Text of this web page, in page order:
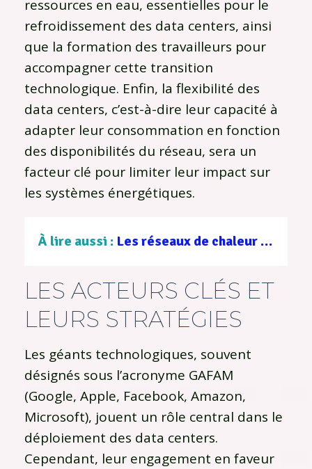
ressources en eau, essentielles pour le
refroidissement des data centers, ainsi
que la formation des travailleurs pour
accompagner cette transition
technologique. Enfin, la flexibilité des
data centers, c’est-à-dire leur capacité à
adapter leur consommation en fonction
des disponibilités du réseau, sera un
facteur clé pour limiter leur impact sur
les systèmes énergétiques.
À lire aussi : Les réseaux de chaleur basse température gagnent du terrain
LES ACTEURS CLÉS ET
LEURS STRATÉGIES
Les géants technologiques, souvent
désignés sous l’acronyme GAFAM
(Google, Apple, Facebook, Amazon,
Microsoft), jouent un rôle central dans le
déploiement des data centers.
Cependant, leur engagement en faveur